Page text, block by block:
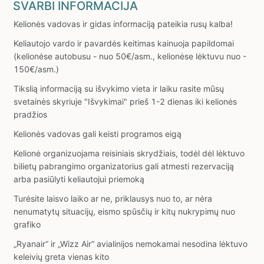
SVARBI INFORMACIJA
Kelionės vadovas ir gidas informaciją pateikia rusų kalba!
Keliautojo vardo ir pavardės keitimas kainuoja papildomai
(kelionėse autobusu - nuo 50€/asm., kelionėse lėktuvu nuo -
150€/asm.)
Tikslią informaciją su išvykimo vieta ir laiku rasite mūsų
svetainės skyriuje "Išvykimai" prieš 1-2 dienas iki kelionės
pradžios
Kelionės vadovas gali keisti programos eigą
Kelionė organizuojama reisiniais skrydžiais, todėl dėl lėktuvo
bilietų pabrangimo organizatorius gali atmesti rezervaciją
arba pasiūlyti keliautojui priemoką
Turėsite laisvo laiko ar ne, priklausys nuo to, ar nėra
nenumatytų situacijų, eismo spūsčių ir kitų nukrypimų nuo
grafiko
„Ryanair“ ir „Wizz Air“ avialinijos nemokamai nesodina lėktuvo
keleivių greta vienas kito